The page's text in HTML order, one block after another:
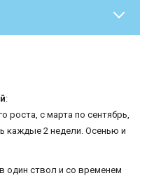
:
роста, с марта по сентябрь,
каждые 2 недели. Осенью и
один ствол и со временем